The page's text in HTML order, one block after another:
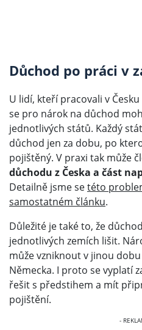
Důchod po práci v
U lidí, kteří pracovali v
se pro nárok na důchod
jednotlivých států. Každý
důchod jen za dobu, po
pojištěný. V praxi tak může
důchodu z Česka a část
Detailně jsme setéto
samostatném článku.
Důležité je také to, že
jednotlivých zemích lišit.
může vzniknout v jinou
Německa. I proto se vyplatí
řešit s předstihem a mít
pojištění.